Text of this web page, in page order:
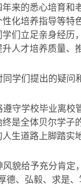
来的悉心培育和
化培养指导等特
们立足亲身经历
升人才培养质量、
学们提出的疑问
守学校毕业离校
终是全体贝尔学子
生道路上脚踏实
貌给予充分肯定
德、弘毅、求是